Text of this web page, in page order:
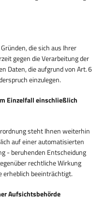
die sich aus Ihrer
gegen die Verarbeitung der
Daten, die aufgrund von Art. 6
einzulegen.
Einzelfall einschließlich
steht Ihnen weiterhin
auf einer automatisierten
- beruhenden Entscheidung
rechtliche Wirkung
erheblich beeinträchtigt.
Aufsichtsbehörde